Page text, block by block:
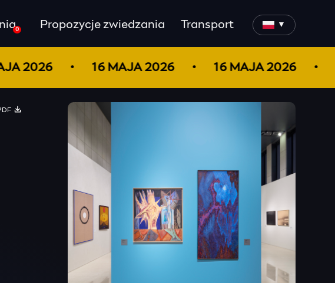
0 Propozycje zwiedzania Transport ▼
2026 16 MAJA 2026 16 MAJA 2026